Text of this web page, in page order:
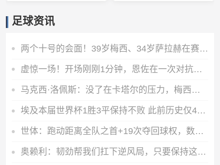
足球资讯
两个十号的会面！39岁梅西、34岁萨拉赫在赛前仪式握手、拥抱
虚惊一场！开场刚刚1分钟，恩佐在一次对抗后捂着膝盖痛苦倒地
马克西·洛佩斯：没了在卡塔尔的压力，梅西正享受比赛且内心快乐
埃及本届世界杯1胜3平保持不败 此前历史仅4支非洲球队能打进八强
世体：跑动距离全队之首+19次夺回球权，数据表明罗德里找回状态
奥赖利：韧劲帮我们扛下逆风局，只要保持这种斗志没人能阻挡我们